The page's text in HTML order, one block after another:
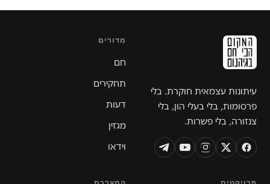
עיתונות עצמאית חוקרת. בלי
פרסומות, בלי בעלי הון, בלי
צנזורה, בלי פשרות.
מדורים
חם
תחקירים
דעות
מגזין
וידאו